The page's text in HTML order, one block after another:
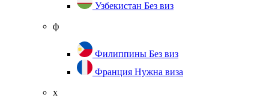
Узбекистан Без виз
ф
Филиппины Без виз
Франция Нужна виза
х